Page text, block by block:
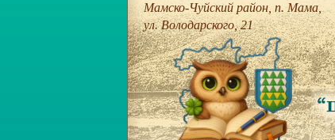
Мамско-Чуйский район, п. Мама,
ул. Володарского, 21